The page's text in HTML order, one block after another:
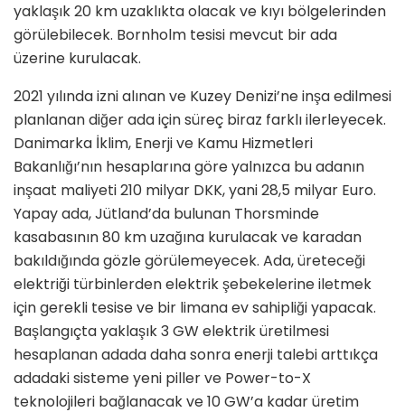
yaklaşık 20 km uzaklıkta olacak ve kıyı bölgelerinden
görülebilecek. Bornholm tesisi mevcut bir ada
üzerine kurulacak.
2021 yılında izni alınan ve Kuzey Denizi’ne inşa edilmesi
planlanan diğer ada için süreç biraz farklı ilerleyecek.
Danimarka İklim, Enerji ve Kamu Hizmetleri
Bakanlığı’nın hesaplarına göre yalnızca bu adanın
inşaat maliyeti 210 milyar DKK, yani 28,5 milyar Euro.
Yapay ada, Jütland’da bulunan Thorsminde
kasabasının 80 km uzağına kurulacak ve karadan
bakıldığında gözle görülemeyecek. Ada, üreteceği
elektriği türbinlerden elektrik şebekelerine iletmek
için gerekli tesise ve bir limana ev sahipliği yapacak.
Başlangıçta yaklaşık 3 GW elektrik üretilmesi
hesaplanan adada daha sonra enerji talebi arttıkça
adadaki sisteme yeni piller ve Power-to-X
teknolojileri bağlanacak ve 10 GW’a kadar üretim